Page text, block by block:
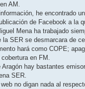
AM.
he encontrado
de Facebook a la
Mena ha trabajado
la SER se desmarcara de
hará como COPE;
en FM.
Aragón hay bastantes
SER.
no digan nada al